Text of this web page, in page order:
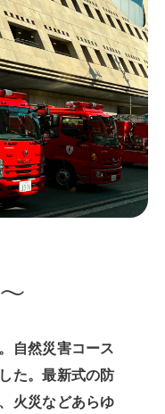
自然災害コース
た。最新式の防
火災などあらゆ